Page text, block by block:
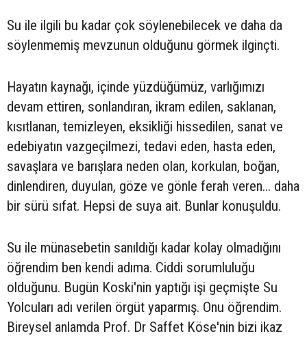
Su ile ilgili bu kadar çok söylenebilecek ve daha da
söylenmemiş mevzunun olduğunu görmek ilginçti.
Hayatın kaynağı, içinde yüzdüğümüz, varlığımızı
devam ettiren, sonlandıran, ikram edilen, saklanan,
kısıtlanan, temizleyen, eksikliği hissedilen, sanat ve
edebiyatın vazgeçilmezi, tedavi eden, hasta eden,
savaşlara ve barışlara neden olan, korkulan, boğan,
dinlendiren, duyulan, göze ve gönle ferah veren... daha
bir sürü sıfat. Hepsi de suya ait. Bunlar konuşuldu.
Su ile münasebetin sanıldığı kadar kolay olmadığını
öğrendim ben kendi adıma. Ciddi sorumluluğu
olduğunu. Bugün Koski'nin yaptığı işi geçmişte Su
Yolcuları adı verilen örgüt yaparmış. Onu öğrendim.
Bireysel anlamda Prof. Dr Saffet Köse'nin bizi ikaz